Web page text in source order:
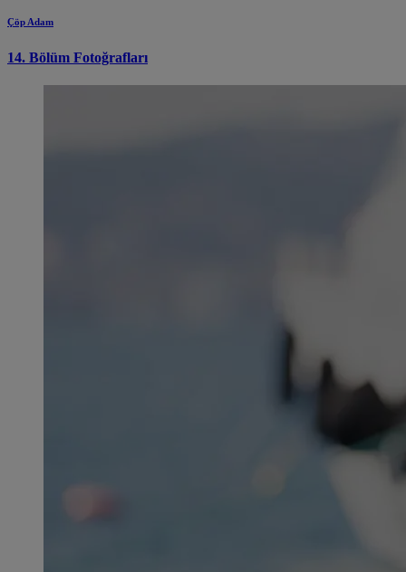
Çöp Adam
14. Bölüm Fotoğrafları